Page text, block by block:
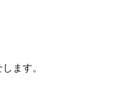
ます。